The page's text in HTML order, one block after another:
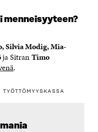
menneisyyteen?
Silvia Modig, Mia-
ja SitranTimo
.